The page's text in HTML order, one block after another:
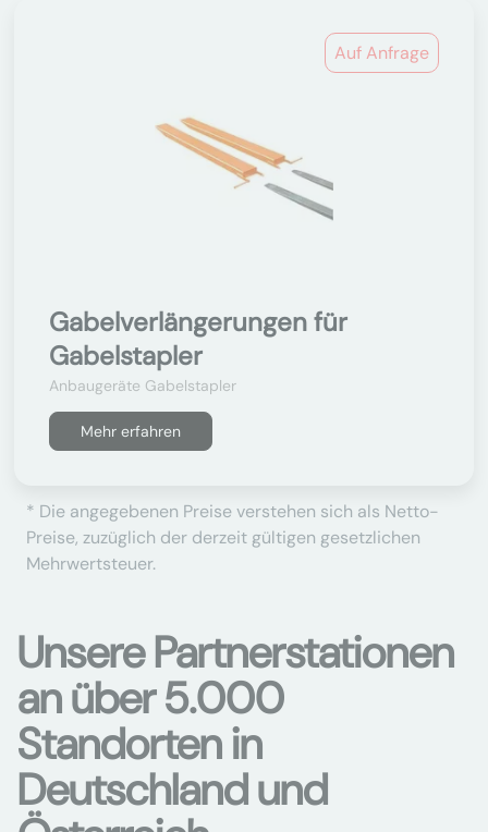
Auf Anfrage
Gabelverlängerungen für
Gabelstapler
Anbaugeräte Gabelstapler
Mehr erfahren
* Die angegebenen Preise verstehen sich als Netto-
Preise, zuzüglich der derzeit gültigen gesetzlichen
Mehrwertsteuer.
Unsere Partnerstationen
an über 5.000
Standorten in
Deutschland und